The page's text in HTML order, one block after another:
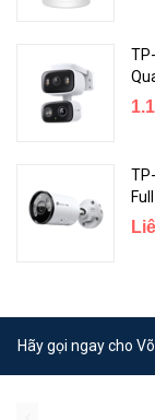
Quản Lý và Lưu
Hãy gọi ngay cho